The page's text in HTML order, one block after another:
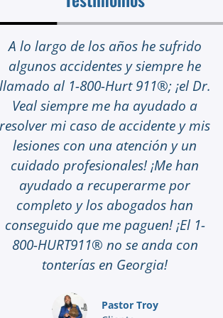
A lo largo de los años he sufrido
algunos accidentes y siempre he
llamado al 1-800-Hurt 911®; ¡el Dr.
Veal siempre me ha ayudado a
resolver mi caso de accidente y mis
lesiones con una atención y un
cuidado profesionales! ¡Me han
ayudado a recuperarme por
completo y los abogados han
conseguido que me paguen! ¡El 1-
800-HURT911® no se anda con
tonterías en Georgia!
Pastor Troy